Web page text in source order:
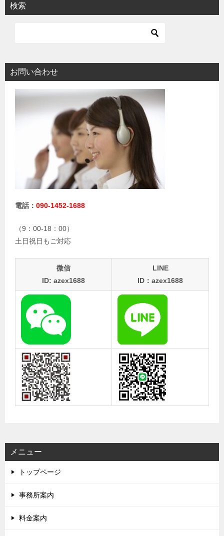
検索
お問い合わせ
電話： 090-1452-1688
（9：00-18：00）
土日祝日もご対応
微信
ID: azex1688
LINE
ID：azex1688
メニュー
トップページ
事務所案内
料金案内